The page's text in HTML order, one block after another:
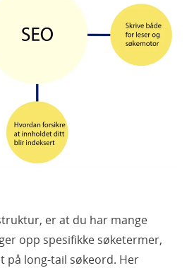
er at du har mange
opp spesifikke søketermer,
på long-tail søkeord. Her